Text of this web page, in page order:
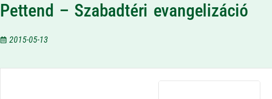
Pettend – Szabadtéri evangelizáció
2015-05-13